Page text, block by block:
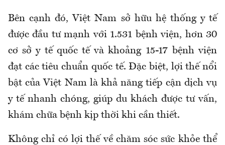
Bên cạnh đó, Việt Nam sở hữu hệ thống y tế
được đầu tư mạnh với 1.531 bệnh viện, hơn 30
cơ sở y tế quốc tế và khoảng 15-17 bệnh viện
đạt các tiêu chuẩn quốc tế. Đặc biệt, lợi thế nổi
bật của Việt Nam là khả năng tiếp cận dịch vụ
y tế nhanh chóng, giúp du khách được tư vấn,
khám chữa bệnh kịp thời khi cần thiết.
Không chỉ có lợi thế về chăm sóc sức khỏe thể